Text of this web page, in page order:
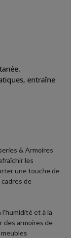
entraîne
& Armoires
les
une touche de
de
et à la
des armoires de